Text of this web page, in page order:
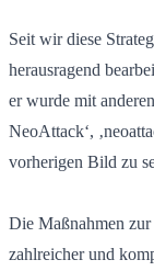
Seit wir diese
herausragend
er wurde mit
NeoAttack‘,
vorherigen Bild zu
Die Maßnahmen zur
zahlreicher und